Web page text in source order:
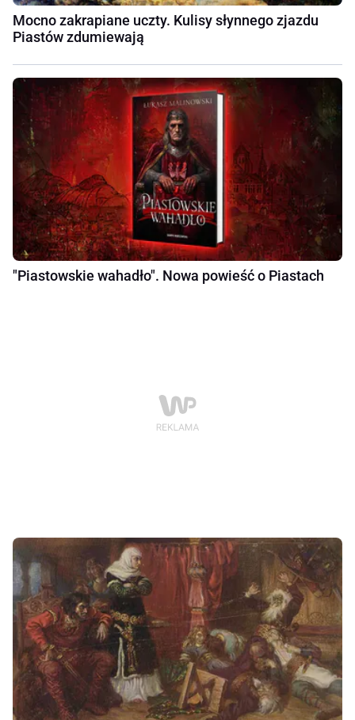
Mocno zakrapiane uczty. Kulisy słynnego zjazdu
Piastów zdumiewają
"Piastowskie wahadło". Nowa powieść o Piastach